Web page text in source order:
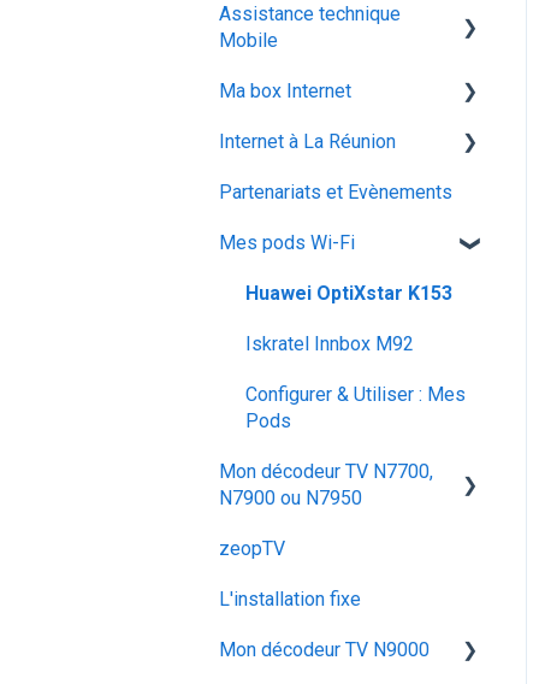
utiliser la messagerie
audiodescription aveugle
malvoyant
ocs go
Carte SIM
Assistance technique
Mobile
Les appels
Réseau & internet
SMS / MMS
Ma box Internet
ZTE F670
Iskratel Innbox G68
Iskratel Innbox G92
Application Ma zeopbox
Arris TG862
Iskratel Innbox G78
Iskratel G84
ZTE F680
Arris TG6441
Super Box Huawei
Internet à La Réunion
La fibre optique
Partenariats et Evènements
Mes pods Wi-Fi
Huawei OptiXstar K153
Iskratel Innbox M92
Configurer & Utiliser : Mes
Pods
Mon décodeur TV N7700,
N7900 ou N7950
Configurer mon décodeur
zeopTV
L'installation fixe
Mon décodeur TV N9000